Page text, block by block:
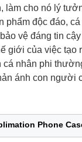
làm cho nó lý
phẩm độc đáo,
vệ đáng tin
giới của việc
cá nhân phi
ánh con người
Phone